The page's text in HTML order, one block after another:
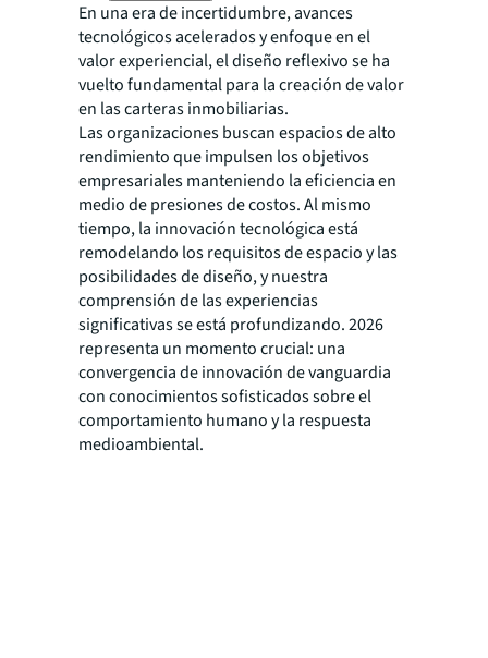
En una era de incertidumbre, avances
tecnológicos acelerados y enfoque en el
valor experiencial, el diseño reflexivo se ha
vuelto fundamental para la creación de valor
en las carteras inmobiliarias.
Las organizaciones buscan espacios de alto
rendimiento que impulsen los objetivos
empresariales manteniendo la eficiencia en
medio de presiones de costos. Al mismo
tiempo, la innovación tecnológica está
remodelando los requisitos de espacio y las
posibilidades de diseño, y nuestra
comprensión de las experiencias
significativas se está profundizando. 2026
representa un momento crucial: una
convergencia de innovación de vanguardia
con conocimientos sofisticados sobre el
comportamiento humano y la respuesta
medioambiental.